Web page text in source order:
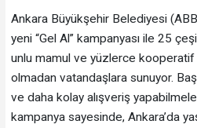
Ankara Büyükşehir Belediyesi
yeni “Gel Al” kampanyası ile 25
unlu mamul ve yüzlerce kooperatif
olmadan vatandaşlara sunuyor.
ve daha kolay alışveriş
kampanya sayesinde, Ankara’da